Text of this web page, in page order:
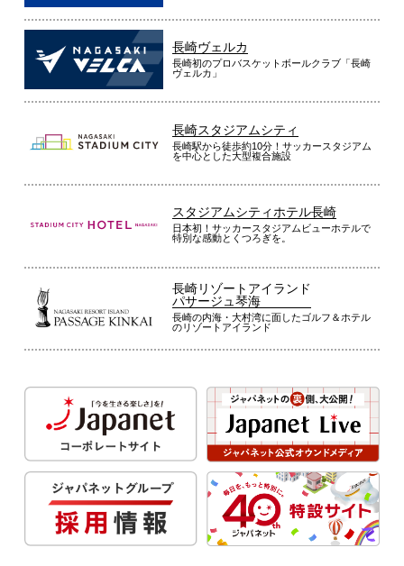
長崎ヴェルカ
長崎初のプロバスケットボールクラブ「長崎
ヴェルカ」
長崎スタジアムシティ
長崎駅から徒歩約10分！サッカースタジアム
を中心とした大型複合施設
スタジアムシティホテル長崎
日本初！サッカースタジアムビューホテルで
特別な感動とくつろぎを。
長崎リゾートアイランド
パサージュ琴海
長崎の内海・大村湾に面したゴルフ＆ホテル
のリゾートアイランド